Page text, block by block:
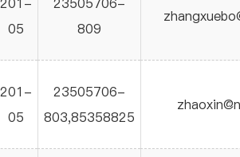
05
809
201-
05
23505706-
803,85358825